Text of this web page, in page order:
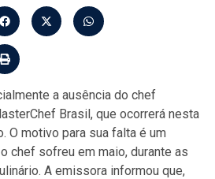
a ausência do chef
Brasil, que ocorrerá nesta
O motivo para sua falta é um
chef sofreu em maio, durante as
A emissora informou que,